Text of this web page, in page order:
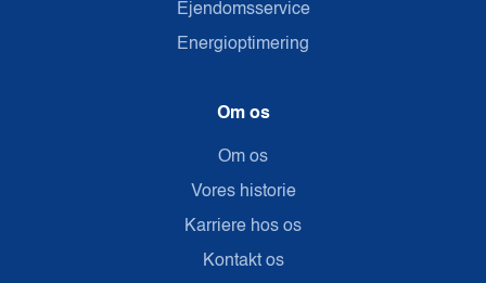
Ejendomsservice
Energioptimering
Om os
Om os
Vores historie
Karriere hos os
Kontakt os